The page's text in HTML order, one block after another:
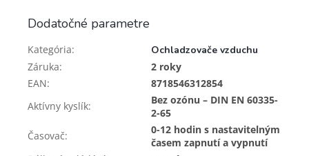
Dodatočné parametre
Kategória:
Ochladzovače vzduchu
Záruka:
2 roky
EAN:
8718546312854
Aktívny kyslík:
Bez ozónu – DIN EN 60335-
2-65
Časovač:
0-12 hodin s nastavitelným
časem zapnutí a vypnutí